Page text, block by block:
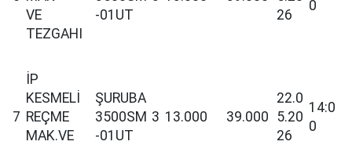
VE
TEZGAHI
-01UT
26
0
7
İP
KESMELİ
REÇME
MAK.VE
ŞURUBA
3500SM
-01UT
3 13.000 39.000
22.0
5.20
26
14:0
0